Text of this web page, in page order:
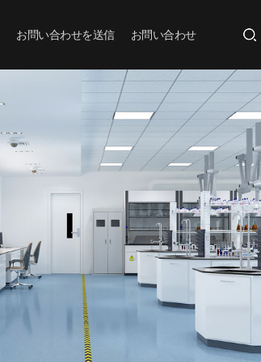
お問い合わせを送信 お問い合わせ